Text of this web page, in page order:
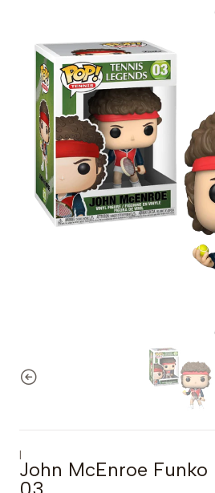
|
John McEnroe Funko